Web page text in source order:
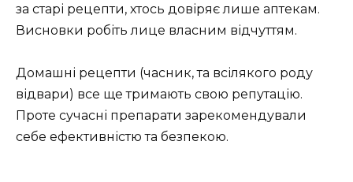
за старі рецепти, хтось довіряє лише аптекам.
Висновки робіть лице власним відчуттям.
Домашні рецепти (часник, та всілякого роду
відвари) все ще тримають свою репутацію.
Проте сучасні препарати зарекомендували
себе ефективністю та безпекою.